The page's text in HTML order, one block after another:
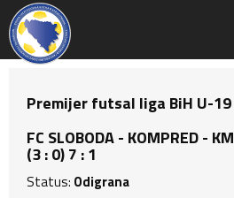
Premijer futsal liga BiH U-
FC SLOBODA - KOMPRED -
(3 : 0) 7 : 1
Status: Odigrana